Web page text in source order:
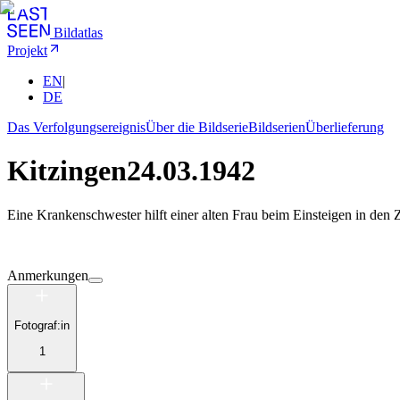
Bildatlas
Projekt
EN|
DE
Das VerfolgungsereignisÜber die BildserieBildserienÜberlieferung
Kitzingen24.03.1942
Eine Krankenschwester hilft einer alten Frau beim Einsteigen in den
Anmerkungen
Fotograf:in
1